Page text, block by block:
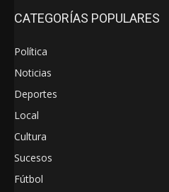
CATEGORÍAS POPULARES
Política
Noticias
Deportes
Local
Cultura
Sucesos
Fútbol